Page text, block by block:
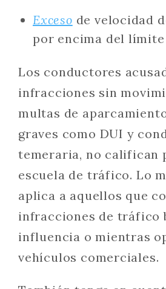
Exceso de velocidad
por encima del límite
Los conductores
infracciones sin
multas de
graves como DUI y
temeraria, no califican
escuela de tráfico. Lo
aplica a aquellos que
infracciones de tráfico
influencia o mientras
vehículos comerciales.